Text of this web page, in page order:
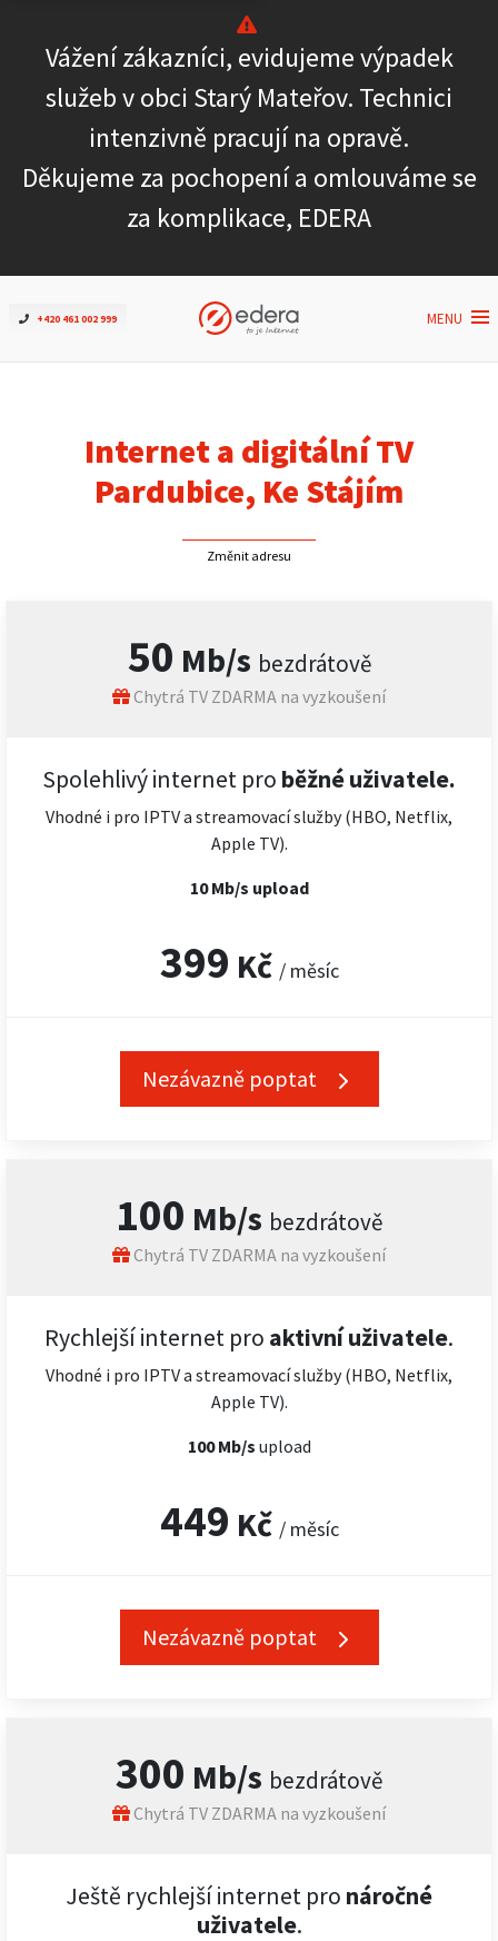
Vážení zákazníci, evidujeme výpadek
služeb v obci Starý Mateřov. Technici
intenzivně pracují na opravě.
Děkujeme za pochopení a omlouváme se
za komplikace, EDERA
+420 461 002 999 MENU
Ověřit dostupnost
Internet
ČEZNET TV
Podpora
Pro firmy
Internet a digitální TV
Pardubice, Ke Stájím
Změnit adresu
50 Mb/s bezdrátově
Chytrá TV ZDARMA na vyzkoušení
Spolehlivý internet pro běžné uživatele.
Vhodné i pro IPTV a streamovací služby (HBO, Netflix,
Apple TV).
10 Mb/s upload
399 Kč / měsíc
Nezávazně poptat
100 Mb/s bezdrátově
Chytrá TV ZDARMA na vyzkoušení
Rychlejší internet pro aktivní uživatele.
Vhodné i pro IPTV a streamovací služby (HBO, Netflix,
Apple TV).
100 Mb/s upload
449 Kč / měsíc
Nezávazně poptat
300 Mb/s bezdrátově
Chytrá TV ZDARMA na vyzkoušení
Ještě rychlejší internet pro náročné
uživatele.